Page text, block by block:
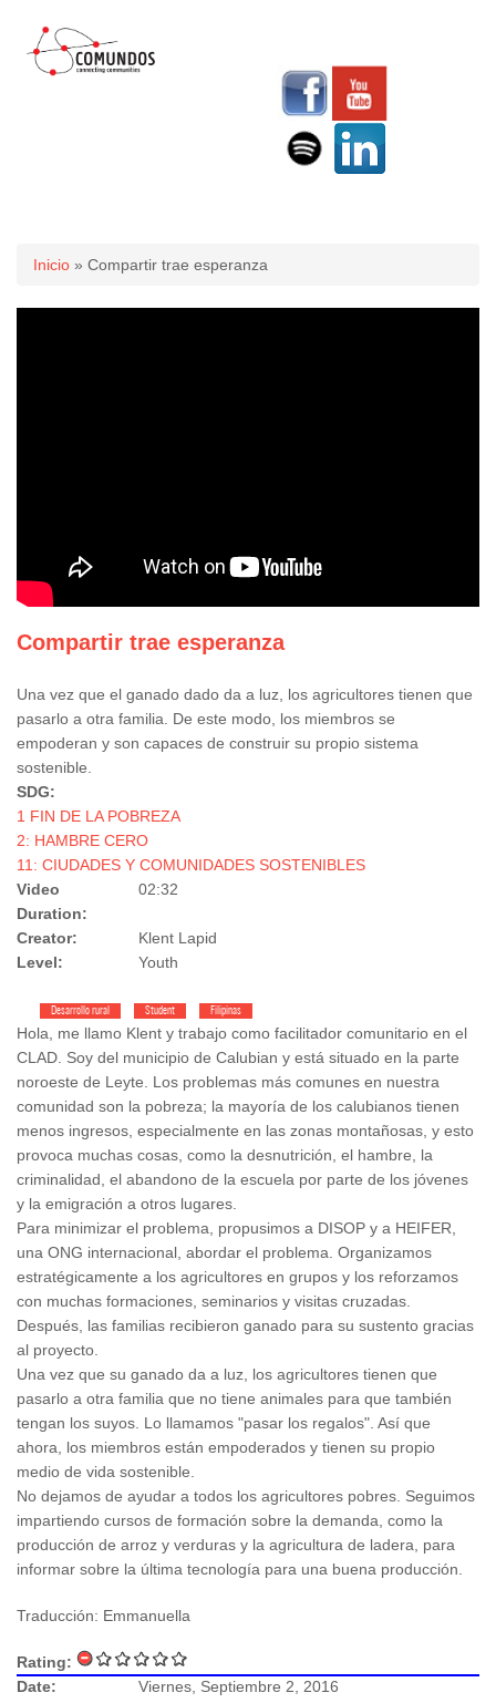
Usted está aquí
Inicio » Compartir trae esperanza
Compartir trae esperanza
Una vez que el ganado dado da a luz, los agricultores tienen que
pasarlo a otra familia. De este modo, los miembros se
empoderan y son capaces de construir su propio sistema
sostenible.
SDG:
1 FIN DE LA POBREZA
2: HAMBRE CERO
11: CIUDADES Y COMUNIDADES SOSTENIBLES
Video
Duration:
02:32
Creator:
Klent Lapid
Level:
Youth
Desarrollo rural Student Filipinas
Hola, me llamo Klent y trabajo como facilitador comunitario en el
CLAD. Soy del municipio de Calubian y está situado en la parte
noroeste de Leyte. Los problemas más comunes en nuestra
comunidad son la pobreza; la mayoría de los calubianos tienen
menos ingresos, especialmente en las zonas montañosas, y esto
provoca muchas cosas, como la desnutrición, el hambre, la
criminalidad, el abandono de la escuela por parte de los jóvenes
y la emigración a otros lugares.
Para minimizar el problema, propusimos a DISOP y a HEIFER,
una ONG internacional, abordar el problema. Organizamos
estratégicamente a los agricultores en grupos y los reforzamos
con muchas formaciones, seminarios y visitas cruzadas.
Después, las familias recibieron ganado para su sustento gracias
al proyecto.
Una vez que su ganado da a luz, los agricultores tienen que
pasarlo a otra familia que no tiene animales para que también
tengan los suyos. Lo llamamos "pasar los regalos". Así que
ahora, los miembros están empoderados y tienen su propio
medio de vida sostenible.
No dejamos de ayudar a todos los agricultores pobres. Seguimos
impartiendo cursos de formación sobre la demanda, como la
producción de arroz y verduras y la agricultura de ladera, para
informar sobre la última tecnología para una buena producción.
Traducción: Emmanuella
Rating:
Date:
Viernes, Septiembre 2, 2016